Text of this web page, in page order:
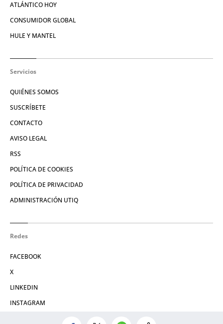
ATLÁNTICO HOY
CONSUMIDOR GLOBAL
HULE Y MANTEL
Servicios
QUIÉNES SOMOS
SUSCRÍBETE
CONTACTO
AVISO LEGAL
RSS
POLÍTICA DE COOKIES
POLÍTICA DE PRIVACIDAD
ADMINISTRACIÓN UTIQ
Redes
FACEBOOK
X
LINKEDIN
INSTAGRAM